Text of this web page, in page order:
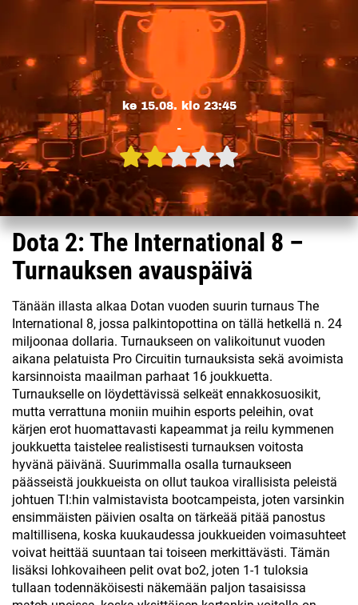
ke 15.08. klo 23:45
-
Dota 2: The International 8 –
Turnauksen avauspäivä
Tänään illasta alkaa Dotan vuoden suurin turnaus The
International 8, jossa palkintopottina on tällä hetkellä n. 24
miljoonaa dollaria. Turnaukseen on valikoitunut vuoden
aikana pelatuista Pro Circuitin turnauksista sekä avoimista
karsinnoista maailman parhaat 16 joukkuetta.
Turnaukselle on löydettävissä selkeät ennakkosuosikit,
mutta verrattuna moniin muihin esports peleihin, ovat
kärjen erot huomattavasti kapeammat ja reilu kymmenen
joukkuetta taistelee realistisesti turnauksen voitosta
hyvänä päivänä. Suurimmalla osalla turnaukseen
päässeistä joukkueista on ollut taukoa virallisista peleistä
johtuen TI:hin valmistavista bootcampeista, joten varsinkin
ensimmäisten päivien osalta on tärkeää pitää panostus
maltillisena, koska kuukaudessa joukkueiden voimasuhteet
voivat heittää suuntaan tai toiseen merkittävästi. Tämän
lisäksi lohkovaiheen pelit ovat bo2, joten 1-1 tuloksia
tullaan todennäköisesti näkemään paljon tasaisissa